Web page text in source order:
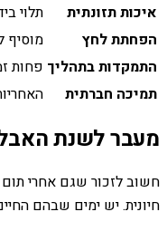
איכות תזונתית
תלוי
הפחתת לחץ
מוסיף
התמקדות בתהליך פחות
תמיכה חברתית
מעבר לשנת
חשוב לזכור שגם אחרי
חיונית. יש ימים שבהם